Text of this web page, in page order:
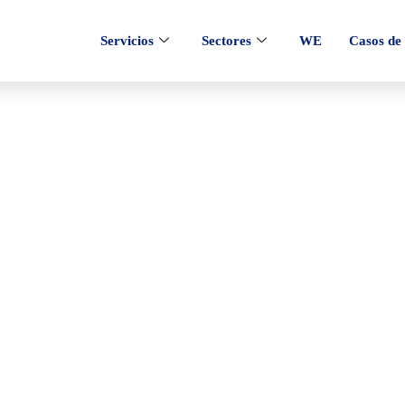
Servicios Sectores WE Casos